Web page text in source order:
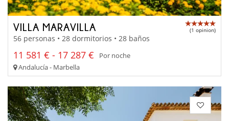
VILLA MARAVILLA (1 opinion)
56 personas • 28 dormitorios • 28 baños
11 581 € - 17 287 €
Por noche
Andalucía - Marbella